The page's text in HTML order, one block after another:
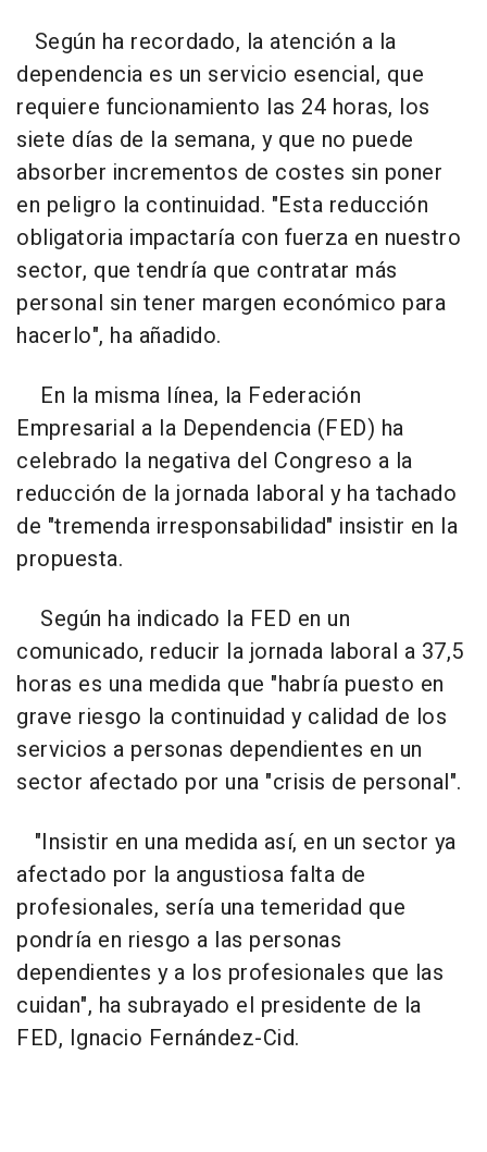
Según ha recordado, la atención a la
dependencia es un servicio esencial, que
requiere funcionamiento las 24 horas, los
siete días de la semana, y que no puede
absorber incrementos de costes sin poner
en peligro la continuidad. "Esta reducción
obligatoria impactaría con fuerza en nuestro
sector, que tendría que contratar más
personal sin tener margen económico para
hacerlo", ha añadido.
En la misma línea, la Federación
Empresarial a la Dependencia (FED) ha
celebrado la negativa del Congreso a la
reducción de la jornada laboral y ha tachado
de "tremenda irresponsabilidad" insistir en la
propuesta.
Según ha indicado la FED en un
comunicado, reducir la jornada laboral a 37,5
horas es una medida que "habría puesto en
grave riesgo la continuidad y calidad de los
servicios a personas dependientes en un
sector afectado por una "crisis de personal".
"Insistir en una medida así, en un sector ya
afectado por la angustiosa falta de
profesionales, sería una temeridad que
pondría en riesgo a las personas
dependientes y a los profesionales que las
cuidan", ha subrayado el presidente de la
FED, Ignacio Fernández-Cid.